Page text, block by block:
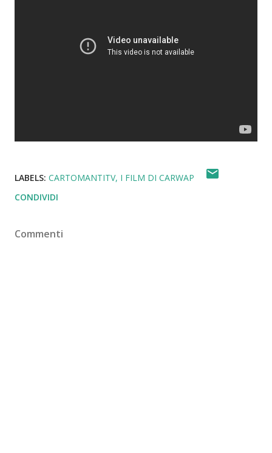
LABELS: CARTOMANTITV I FILM DI CARWAP
CONDIVIDI
Commenti